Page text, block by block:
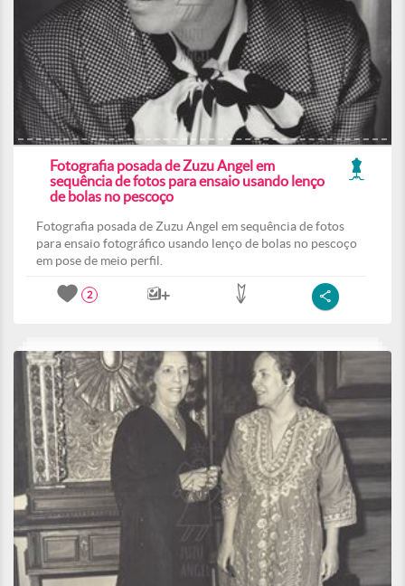
Fotografia posada de Zuzu Angel em
sequência de fotos para ensaio usando lenço
de bolas no pescoço
Fotografia posada de Zuzu Angel em sequência de fotos
para ensaio fotográfico usando lenço de bolas no pescoço
em pose de meio perfil.
2